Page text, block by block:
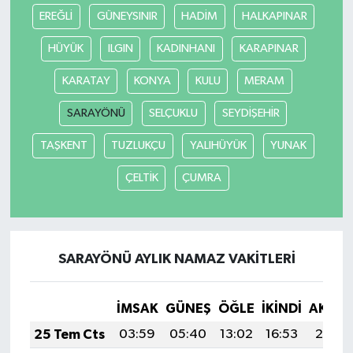
EREĞLİ GÜNEYSINIR HADİM HALKAPINAR
HÜYÜK ILGIN KADINHANI KARAPINAR
KARATAY KONYA KULU MERAM
SARAYÖNÜ SELÇUKLU SEYDİŞEHİR
TAŞKENT TUZLUKÇU YALIHÜYÜK YUNAK
ÇELTİK ÇUMRA
SARAYÖNÜ AYLIK NAMAZ VAKITLERI
İMSAK GÜNEŞ ÖĞLE İKINDI
25 Tem Cts
03:59 05:40 13:02 16:53
20:14